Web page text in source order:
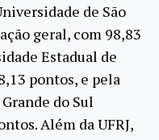
de São
geral, com 98,83
Estadual de
pontos, e pela
do Sul
Além da UFRJ,